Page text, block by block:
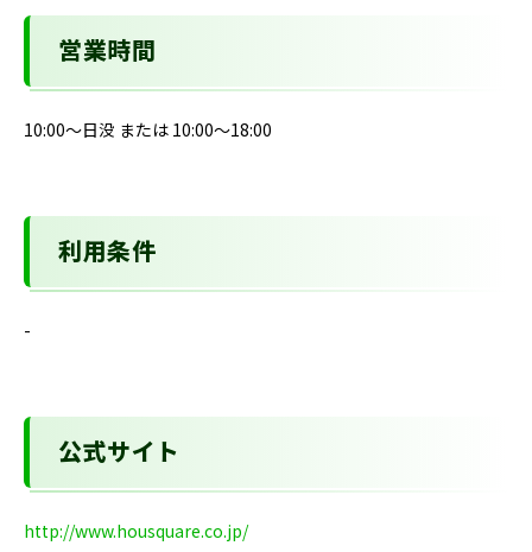
営業時間
10:00～日没 または 10:00～18:00
利用条件
-
公式サイト
http://www.housquare.co.jp/